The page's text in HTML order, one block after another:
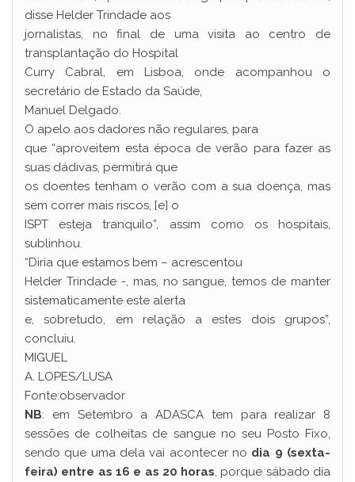
disse Helder Trindade aos
jornalistas, no final de uma visita ao centro de
transplantação do Hospital
Curry Cabral, em Lisboa, onde acompanhou o
secretário de Estado da Saúde,
Manuel Delgado.
O apelo aos dadores não regulares, para
que “aproveitem esta época de verão para fazer as
suas dádivas, permitirá que
os doentes tenham o verão com a sua doença, mas
sem correr mais riscos, [e] o
ISPT esteja tranquilo”, assim como os hospitais,
sublinhou.
“Diria que estamos bem – acrescentou
Helder Trindade -, mas, no sangue, temos de manter
sistematicamente este alerta
e, sobretudo, em relação a estes dois grupos”,
concluiu.
MIGUEL
A. LOPES/LUSA
Fonte:observador
NB: em Setembro a ADASCA tem para realizar 8
sessões de colheitas de sangue no seu Posto Fixo,
sendo que uma dela vai acontecer no dia 9 (sexta-
feira) entre as 16 e as 20 horas, porque sábado dia